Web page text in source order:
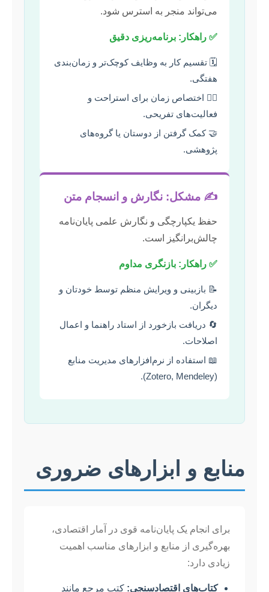
می‌تواند منجر به استرس شود.
✅ راهکار: برنامه‌ریزی دقیق
🗓️ تقسیم کار به وظایف کوچک‌تر و زمان‌بندی
هفتگی.
🧘‍♀️ اختصاص زمان برای استراحت و
فعالیت‌های تفریحی.
🤝 کمک گرفتن از دوستان یا گروه‌های
پژوهشی.
✍️ مشکل: نگارش و انسجام متن
حفظ یکپارچگی و نگارش علمی پایان‌نامه
چالش‌برانگیز است.
✅ راهکار: بازنگری مداوم
📝 بازبینی و ویرایش منظم توسط خودتان و
دیگران.
🔄 دریافت بازخورد از استاد راهنما و اعمال
اصلاحات.
📖 استفاده از نرم‌افزارهای مدیریت منابع
(Zotero, Mendeley).
منابع و ابزارهای ضروری
برای انجام یک پایان‌نامه قوی در آمار اقتصادی،
بهره‌گیری از منابع و ابزارهای مناسب اهمیت
زیادی دارد:
کتاب‌های اقتصادسنجی: کتب مرجع مانند